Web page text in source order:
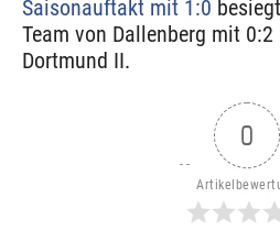
Saisonauftakt mit 1:0
Team von Dallenberg mit
Dortmund II.
0